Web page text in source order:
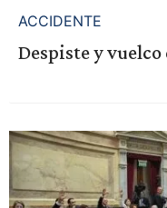
ACCIDENTE
Despiste y vuelco